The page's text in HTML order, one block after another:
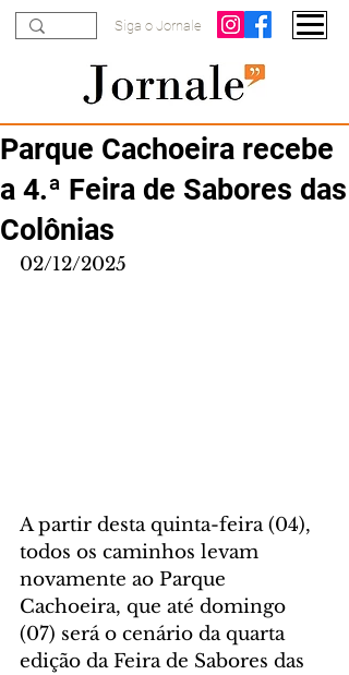
Siga o Jornale
Parque Cachoeira recebe
a 4.ª Feira de Sabores das
Colônias
02/12/2025
A partir desta quinta-feira (04),
todos os caminhos levam
novamente ao Parque
Cachoeira, que até domingo
(07) será o cenário da quarta
edição da Feira de Sabores das